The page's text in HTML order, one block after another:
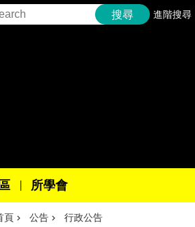
搜尋 進階搜尋
所學會
頁 公告 行政公告